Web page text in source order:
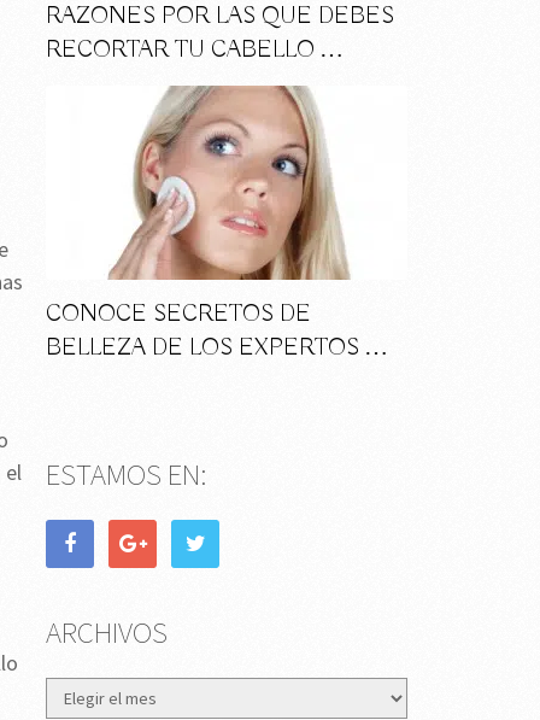
el
RAZONES POR LAS QUE DEBES
RECORTAR TU CABELLO …
CONOCE SECRETOS DE
BELLEZA DE LOS EXPERTOS …
ESTAMOS EN:
ARCHIVOS
Archivos